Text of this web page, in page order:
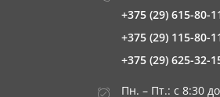
+375 (29) 615-80-
+375 (29) 115-80-
+375 (29) 625-32-
Пн. – Пт.: с 8:30